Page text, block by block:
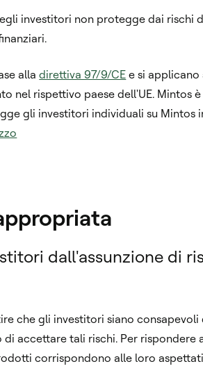
investitori non protegge dai rischi
alladirettiva 97/9/CE e si
nel rispettivo paese dell'UE. Mintos
gli investitori individuali su Mintos
dall'assunzione di
che gli investitori siano
accettare tali rischi. Per
corrispondono alle loro